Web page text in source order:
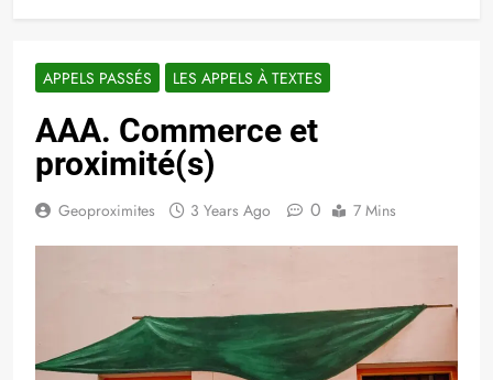
APPELS PASSÉS LES APPELS À TEXTES
AAA. Commerce et
proximité(s)
Geoproximites 3 Years Ago 0 7 Mins